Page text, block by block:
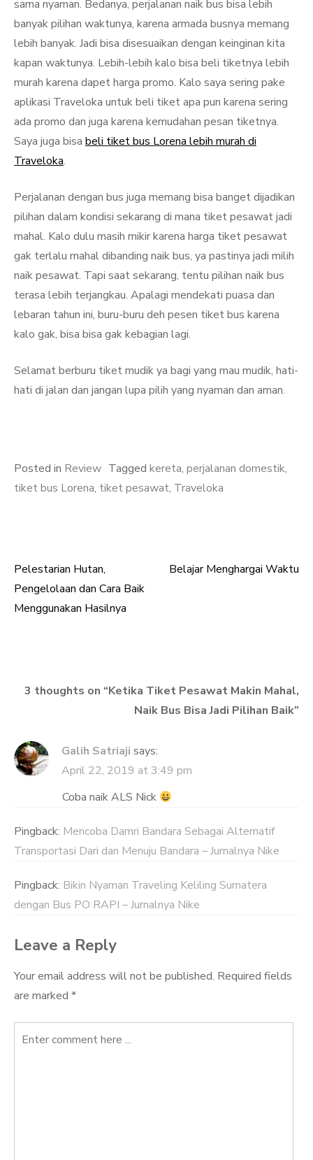
sama nyaman. Bedanya, perjalanan naik bus bisa lebih
banyak pilihan waktunya, karena armada busnya memang
lebih banyak. Jadi bisa disesuaikan dengan keinginan kita
kapan waktunya. Lebih-lebih kalo bisa beli tiketnya lebih
murah karena dapet harga promo. Kalo saya sering pake
aplikasi Traveloka untuk beli tiket apa pun karena sering
ada promo dan juga karena kemudahan pesan tiketnya.
Saya juga bisa beli tiket bus Lorena lebih murah di
Traveloka.
Perjalanan dengan bus juga memang bisa banget dijadikan
pilihan dalam kondisi sekarang di mana tiket pesawat jadi
mahal. Kalo dulu masih mikir karena harga tiket pesawat
gak terlalu mahal dibanding naik bus, ya pastinya jadi milih
naik pesawat. Tapi saat sekarang, tentu pilihan naik bus
terasa lebih terjangkau. Apalagi mendekati puasa dan
lebaran tahun ini, buru-buru deh pesen tiket bus karena
kalo gak, bisa bisa gak kebagian lagi.
Selamat berburu tiket mudik ya bagi yang mau mudik, hati-
hati di jalan dan jangan lupa pilih yang nyaman dan aman.
Posted in Review Tagged kereta, perjalanan domestik,
tiket bus Lorena, tiket pesawat, Traveloka
Post
navigation
Pelestarian Hutan,
Pengelolaan dan Cara Baik
Menggunakan Hasilnya
Belajar Menghargai Waktu
3 thoughts on “Ketika Tiket Pesawat Makin Mahal,
Naik Bus Bisa Jadi Pilihan Baik”
Galih Satriaji says:
April 22, 2019 at 3:49 pm
Coba naik ALS Nick
Pingback: Mencoba Damri Bandara Sebagai Alternatif
Transportasi Dari dan Menuju Bandara – Jurnalnya Nike
Pingback: Bikin Nyaman Traveling Keliling Sumatera
dengan Bus PO RAPI – Jurnalnya Nike
Leave a Reply
Your email address will not be published. Required fields
are marked *